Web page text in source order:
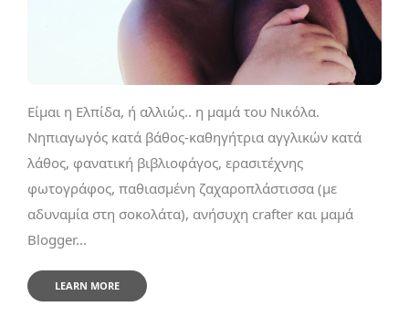
Είμαι η Ελπίδα, ή αλλιώς.. η μαμά του Νικόλα.
Νηπιαγωγός κατά βάθος-καθηγήτρια αγγλικών κατά
λάθος, φανατική βιβλιοφάγος, ερασιτέχνης
φωτογράφος, παθιασμένη ζαχαροπλάστισσα (με
αδυναμία στη σοκολάτα), ανήσυχη crafter και μαμά
Blogger...
LEARN MORE